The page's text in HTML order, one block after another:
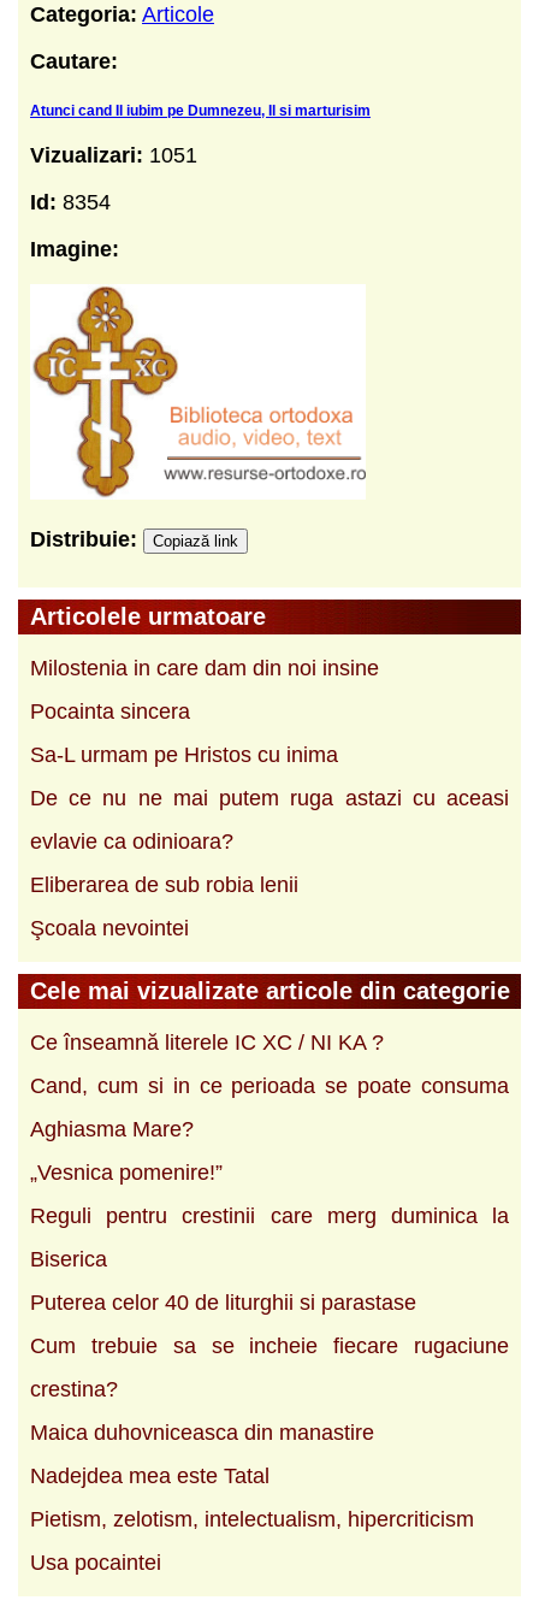
Categoria: Articole
Cautare:
Atunci cand Il iubim pe Dumnezeu, Il si marturisim
Vizualizari: 1051
Id: 8354
Imagine:
Distribuie: Copiază link
Articolele urmatoare
Milostenia in care dam din noi insine
Pocainta sincera
Sa-L urmam pe Hristos cu inima
De ce nu ne mai putem ruga astazi cu aceasi
evlavie ca odinioara?
Eliberarea de sub robia lenii
Şcoala nevointei
Cele mai vizualizate articole din categorie
Ce înseamnă literele IC XC / NI KA ?
Cand, cum si in ce perioada se poate consuma
Aghiasma Mare?
„Vesnica pomenire!”
Reguli pentru crestinii care merg duminica la
Biserica
Puterea celor 40 de liturghii si parastase
Cum trebuie sa se incheie fiecare rugaciune
crestina?
Maica duhovniceasca din manastire
Nadejdea mea este Tatal
Pietism, zelotism, intelectualism, hipercriticism
Usa pocaintei